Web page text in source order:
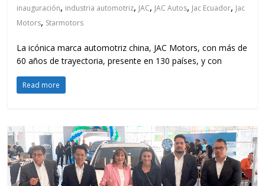
inauguración, industria automotriz, JAC, JAC Autos, Jac Ecuador, Jac
Motors, Starmotors
La icónica marca automotriz china, JAC Motors, con más de
60 años de trayectoria, presente en 130 países, y con
Read more